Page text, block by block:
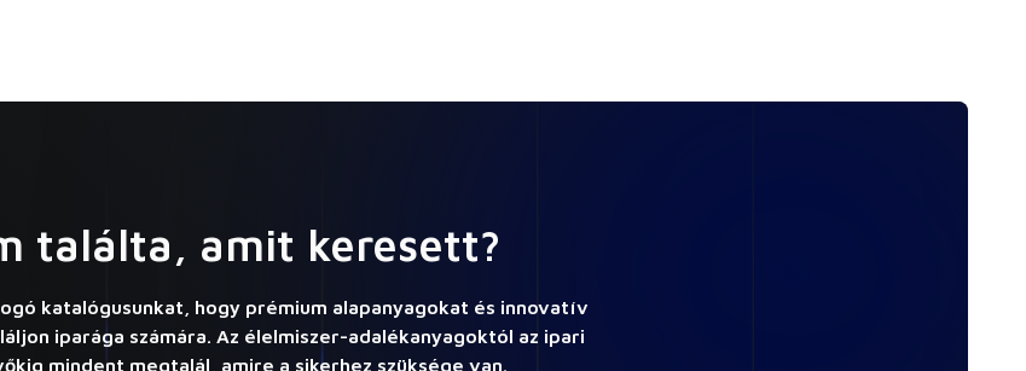
találta, amit keresett?
katalógusunkat, hogy prémium alapanyagokat és innovatív
iparága számára. Az élelmiszer-adalékanyagoktól az ipari
mindent megtalál, amire a sikerhez szüksége van.